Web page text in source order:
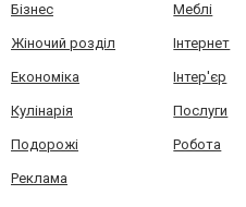
Бізнес Меблі
Жіночий розділ Інтернет
Економіка Інтер'єр
Кулінарія Послуги
Подорожі Робота
Реклама